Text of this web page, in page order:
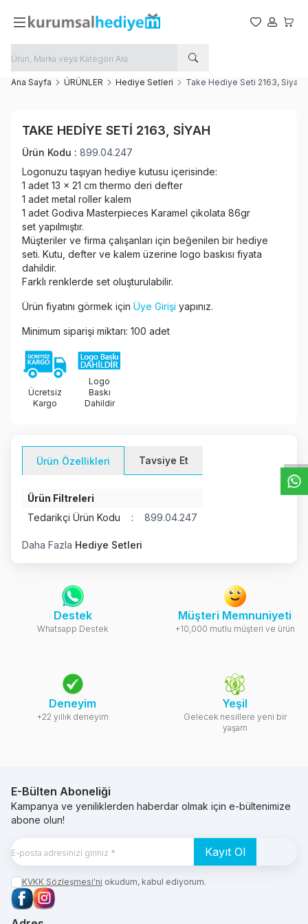
Favorilerim
Hesabım
Ana Sayfa ÜRÜNLER Hediye Setleri Take Hediye Seti 2163, Siyah
TAKE HEDIYE SETI 2163, SIYAH
Ürün Kodu : 899.04.247
Logonuzu taşıyan hediye kutusu içerisinde:
1 adet 13 x 21 cm thermo deri defter
1 adet metal roller kalem
1 adet Godiva Masterpieces Karamel çikolata 86gr
set yapılmıştır.
Müşteriler ve firma çalışanları için beğenilen bir hediye
seti. Kutu, defter ve kalem üzerine logo baskısı fiyata
dahildir.
Farklı renklerde set oluşturulabilir.
Ürün fiyatını görmek için Üye Girişi yapınız.
Minimum siparişi miktarı: 100 adet
Ücretsiz
Kargo
Logo
Baskı
Dahildir
Ürün Özellikleri Tavsiye Et
Ürün Filtreleri
Tedarikçi Ürün Kodu
: 899.04.247
Daha Fazla Hediye Setleri
Destek
Whatsapp Destek
Müşteri Memnuniyeti
+10,000 mutlu müşteri ve ürün
Deneyim
+22 yıllık deneyim
Yeşil
Gelecek nesillere yeni bir
yaşam
E-Bülten Aboneliği
Kampanya ve yeniliklerden haberdar olmak için e-bültenimize
abone olun!
Kayıt Ol
KVKK Sözleşmesi'ni okudum, kabul ediyorum.
Facebook
Instagram